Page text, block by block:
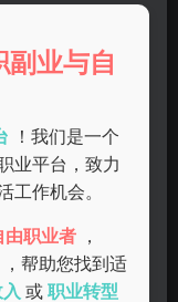
大大提升我们的
强大的手机应
关于deepseek的
用，主要用于数
业与自
！我们是一个
业平台，致力
工作机会。
由职业者
，
，帮助您找到适
或 职业转型